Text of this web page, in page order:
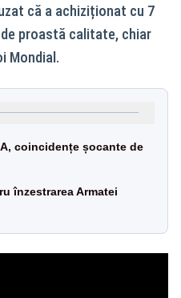
că a achiziționat cu 7
proastă calitate, chiar
Mondial.
coincidențe șocante de
înzestrarea Armatei